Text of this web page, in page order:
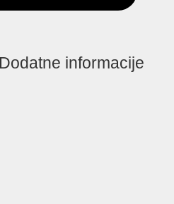
Dodatne informacije